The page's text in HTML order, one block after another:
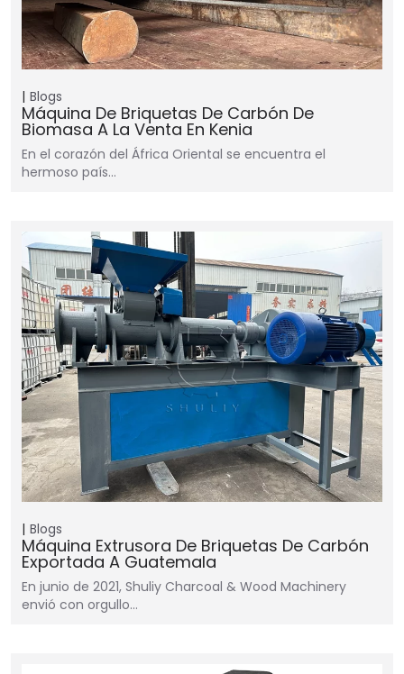
Blogs
Máquina De Briquetas De Carbón De
Biomasa A La Venta En Kenia
En el corazón del África Oriental se encuentra el
hermoso país…
Blogs
Máquina Extrusora De Briquetas De Carbón
Exportada A Guatemala
En junio de 2021, Shuliy Charcoal & Wood Machinery
envió con orgullo…